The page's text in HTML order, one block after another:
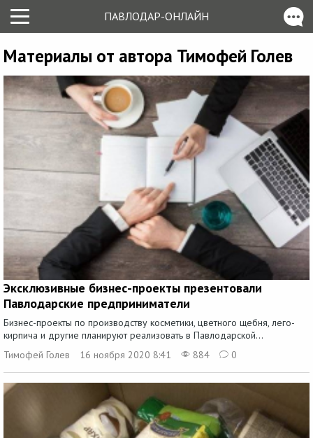
ПАВЛОДАР-ОНЛАЙН
Материалы от автора Тимофей Голев
Эксклюзивные бизнес-проекты презентовали
Павлодарские предприниматели
Бизнес-проекты по производству косметики, цветного щебня, лего-
кирпича и другие планируют реализовать в Павлодарской...
Тимофей Голев
16 ноября 2020 8:41 884 0